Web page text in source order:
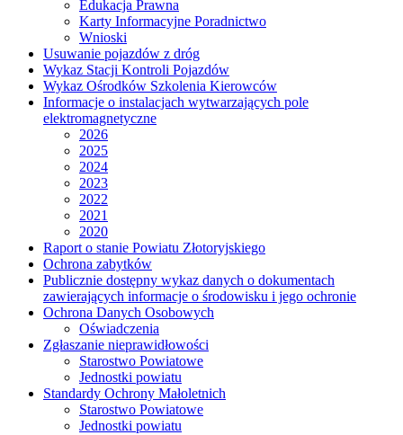
Edukacja Prawna
Karty Informacyjne Poradnictwo
Wnioski
Usuwanie pojazdów z dróg
Wykaz Stacji Kontroli Pojazdów
Wykaz Ośrodków Szkolenia Kierowców
Informacje o instalacjach wytwarzających pole
elektromagnetyczne
2026
2025
2024
2023
2022
2021
2020
Raport o stanie Powiatu Złotoryjskiego
Ochrona zabytków
Publicznie dostępny wykaz danych o dokumentach
zawierających informacje o środowisku i jego ochronie
Ochrona Danych Osobowych
Oświadczenia
Zgłaszanie nieprawidłowości
Starostwo Powiatowe
Jednostki powiatu
Standardy Ochrony Małoletnich
Starostwo Powiatowe
Jednostki powiatu